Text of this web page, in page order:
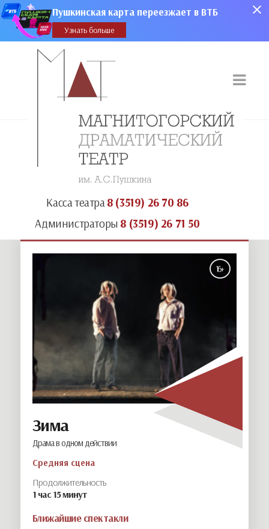
Пушкинская карта переезжает в ВТБ
Узнать больше
Касса театра8 (3519) 26 70 86
Администраторы 8 (3519) 26 71 50
16
Зима
Драма в одном действии
Средняя сцена
Продолжительность
1 час 15 минут
Ближайшие спектакли